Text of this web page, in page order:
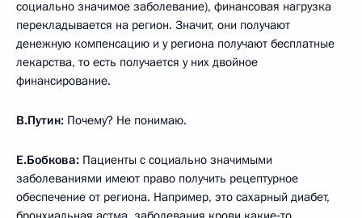
социально значимое заболевание), финансовая нагрузка
перекладывается на регион. Значит, они получают
денежную компенсацию и у региона получают бесплатные
лекарства, то есть получается у них двойное
финансирование.
В.Путин: Почему? Не понимаю.
Е.Бобкова: Пациенты с социально значимыми
заболеваниями имеют право получить рецептурное
обеспечение от региона. Например, это сахарный диабет,